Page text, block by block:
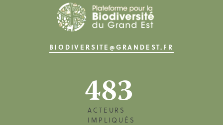
BIODIVERSITE@GRANDEST.FR
483
ACTEURS
IMPLIQUÉS